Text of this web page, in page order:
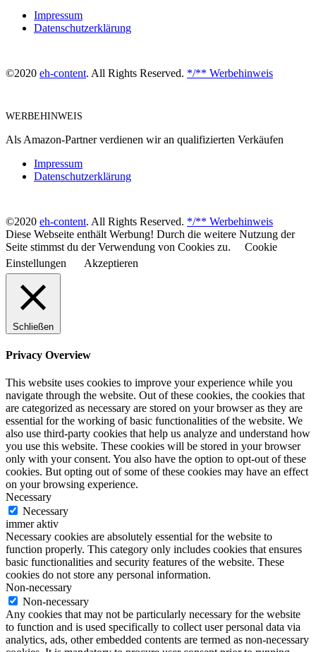
Impressum
Datenschutzerklärung
©2020 eh-content. All Rights Reserved. */** Werbehinweis
WERBEHINWEIS
Als Amazon-Partner verdienen wir an qualifizierten Verkäufen
Impressum
Datenschutzerklärung
©2020 eh-content. All Rights Reserved. */** Werbehinweis
Diese Webseite enthält Werbung! Durch die weitere Nutzung der
Seite stimmst du der Verwendung von Cookies zu.
Cookie
Einstellungen
Akzeptieren
Schließen
Privacy Overview
This website uses cookies to improve your experience while you
navigate through the website. Out of these cookies, the cookies that
are categorized as necessary are stored on your browser as they are
essential for the working of basic functionalities of the website. We
also use third-party cookies that help us analyze and understand how
you use this website. These cookies will be stored in your browser
only with your consent. You also have the option to opt-out of these
cookies. But opting out of some of these cookies may have an effect
on your browsing experience.
Necessary
Necessary
immer aktiv
Necessary cookies are absolutely essential for the website to
function properly. This category only includes cookies that ensures
basic functionalities and security features of the website. These
cookies do not store any personal information.
Non-necessary
Non-necessary
Any cookies that may not be particularly necessary for the website
to function and is used specifically to collect user personal data via
analytics, ads, other embedded contents are termed as non-necessary